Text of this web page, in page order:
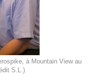
à Mountain View au
S.L.)